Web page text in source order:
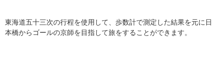
東海道五十三次の行程を使用して、歩数計で測定した結果を元に日
本橋からゴールの京師を目指して旅をすることができます。